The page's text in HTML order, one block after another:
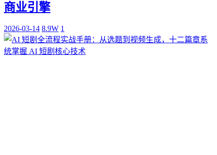
商业引擎
2026-03-14 8.9W 1